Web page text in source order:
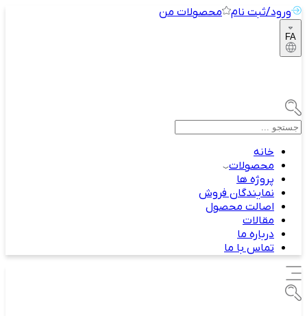
ورود/ثبت نام محصولات من
FA
خانه
محصولات
پروژه ها
نمایندگان فروش
اصالت محصول
مقالات
درباره ما
تماس با ما